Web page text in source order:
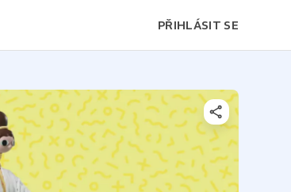
PŘIHLÁSIT SE